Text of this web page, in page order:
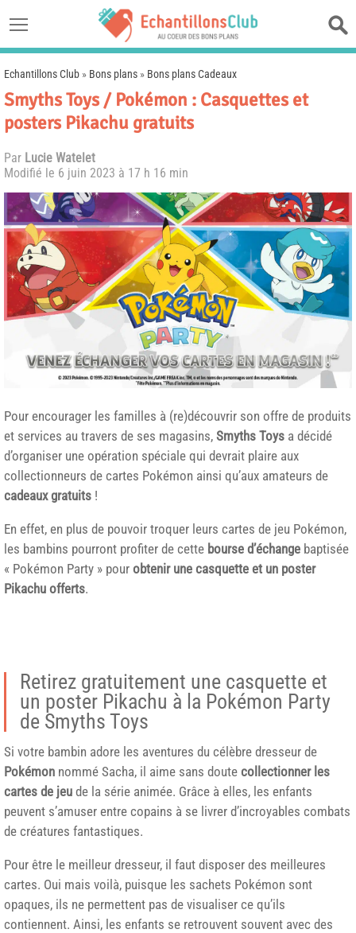
Echantillons Club » Bons plans » Bons plans Cadeaux
Smyths Toys / Pokémon : Casquettes et
posters Pikachu gratuits
Par Lucie Watelet
Modifié le 6 juin 2023 à 17 h 16 min
Pour encourager les familles à (re)découvrir son offre de produits
et services au travers de ses magasins, Smyths Toys a décidé
d’organiser une opération spéciale qui devrait plaire aux
collectionneurs de cartes Pokémon ainsi qu’aux amateurs de
cadeaux gratuits !
En effet, en plus de pouvoir troquer leurs cartes de jeu Pokémon,
les bambins pourront profiter de cette bourse d’échange baptisée
« Pokémon Party » pour obtenir une casquette et un poster
Pikachu offerts.
Retirez gratuitement une casquette et
un poster Pikachu à la Pokémon Party
de Smyths Toys
Si votre bambin adore les aventures du célèbre dresseur de
Pokémon nommé Sacha, il aime sans doute collectionner les
cartes de jeu de la série animée. Grâce à elles, les enfants
peuvent s’amuser entre copains à se livrer d’incroyables combats
de créatures fantastiques.
Pour être le meilleur dresseur, il faut disposer des meilleures
cartes. Oui mais voilà, puisque les sachets Pokémon sont
opaques, ils ne permettent pas de visualiser ce qu’ils
contiennent. Ainsi, les enfants se retrouvent souvent avec des